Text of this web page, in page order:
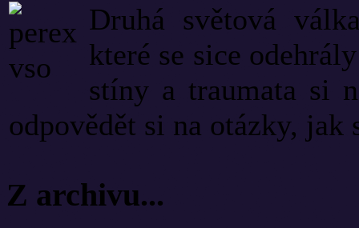
Druhá světová
které se sice
stíny a traumata si
odpovědět si na otázky, jak
Z archivu...